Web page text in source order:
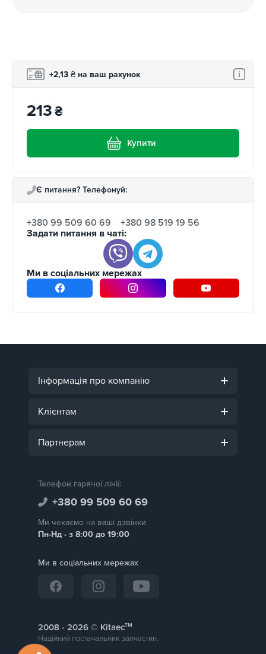
+2,13 ₴ на ваш рахунок
213₴
Купити
Є питання? Телефонуй:
+380 99 509 60 69
+380 98 519 19 56
Задати питання в чаті:
Ми в соціальних мережах
Інформація про компанію
Клієнтам
Партнерам
Телефон гарячої лінії:
+380 99 509 60 69
Ми чекаємо на ваші дзвінки
Пн-Нд - з 8:00 до 19:00
Ми в соціальних мережах
2008 - © Kitaecтм
Надійний постачальник запчастин.